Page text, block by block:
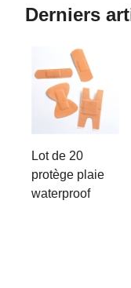
Derniers
Lot de 20
protège plaie
waterproof